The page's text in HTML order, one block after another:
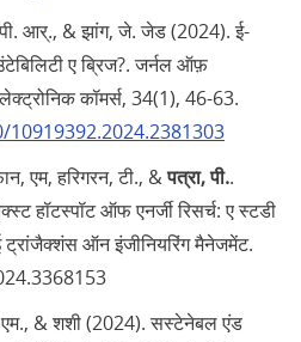
पी. आर्‌., & झांग, जे. जेड (2024). ई-
ए ब्रिज?. जर्नल ऑफ़
कॉमर्स, 34(1), 46-63.
एम, हरिगरन, टी., &पत्रा, पी..
हॉटस्पॉट ऑफ एनर्जी रिसर्च: ए स्टडी
ट्रांजैक्शंस ऑन इंजीनियरिंग मैनेजमेंट.
एम., & शशी (2024). सस्टेनेबल एंड